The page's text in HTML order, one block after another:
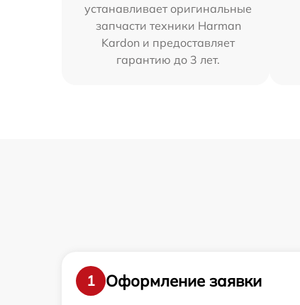
устанавливает оригинальные
запчасти техники Harman
Kardon и предоставляет
гарантию до 3 лет.
1
Оформление заявки